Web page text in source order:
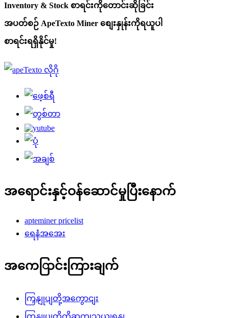
Inventory & Stock စာရင်းကိုတောင်းဆိုခြင်း
အပတ်စဉ် ApeTexto Miner စျေးနှုန်းကိုရယူပါ
စာရင်းရရှိနိုင်မှု!
အရောင်းနှင့်ဝန်ဆောင်မှုပြီးနောက်
apteminer pricelist
ရေနံအအေး
အကေြာင်းကြားချက်
ကြှနျုပျတို့အကွောငျး